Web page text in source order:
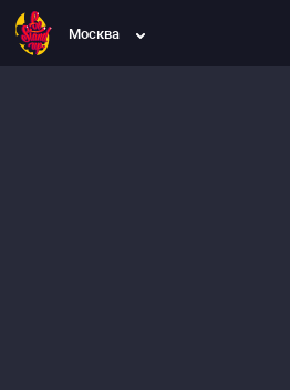
Москва